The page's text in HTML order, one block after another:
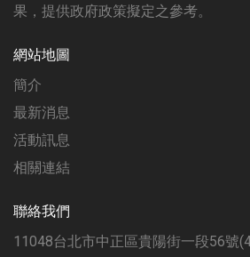
果，提供政府政策擬定之參考。
網站地圖
簡介
最新消息
活動訊息
相關連結
聯絡我們
11048台北市中正區貴陽街一段56號